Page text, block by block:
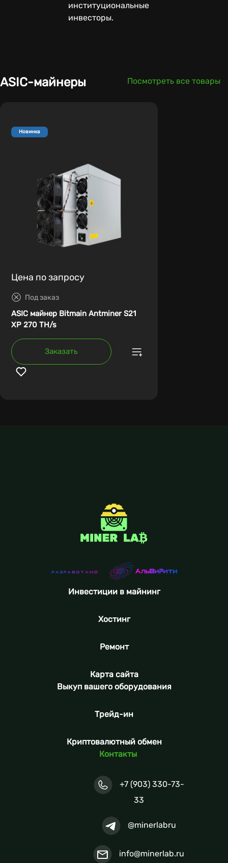
институциональные
инвесторы.
ASIC-майнеры Посмотреть все товары
Новинка
Цена по запросу
Под заказ
ASIC майнер Bitmain Antminer S21
XP 270 TH/s
Заказать
Инвестиции в майнинг
Хостинг
Ремонт
Карта сайта
Выкуп вашего оборудования
Трейд-ин
Криптовалютный обмен
Контакты
+7 (903) 330-73-
33
@minerlabru
info@minerlab.ru